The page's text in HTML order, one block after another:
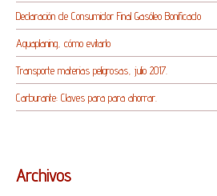
Declaración de Consumidor Final Gasóleo Bonificado
Aquaplaning, cómo evitarlo
Transporte materias peligrosas, julio 2017.
Carburante: Claves para para ahorrar.
Archivos